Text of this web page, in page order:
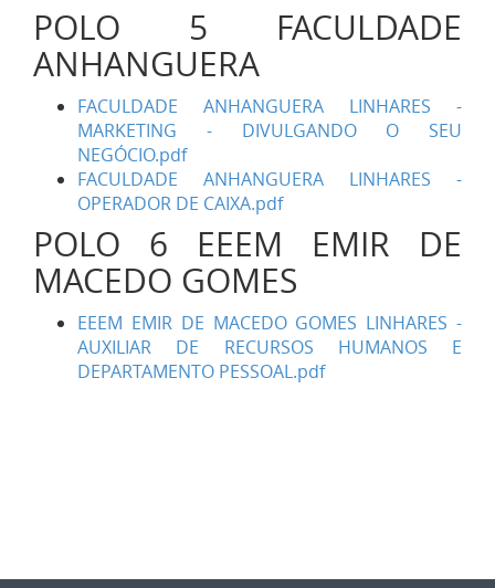
POLO 5 FACULDADE
ANHANGUERA
FACULDADE ANHANGUERA LINHARES -
MARKETING - DIVULGANDO O SEU
NEGÓCIO.pdf
FACULDADE ANHANGUERA LINHARES -
OPERADOR DE CAIXA.pdf
POLO 6 EEEM EMIR DE
MACEDO GOMES
EEEM EMIR DE MACEDO GOMES LINHARES -
AUXILIAR DE RECURSOS HUMANOS E
DEPARTAMENTO PESSOAL.pdf